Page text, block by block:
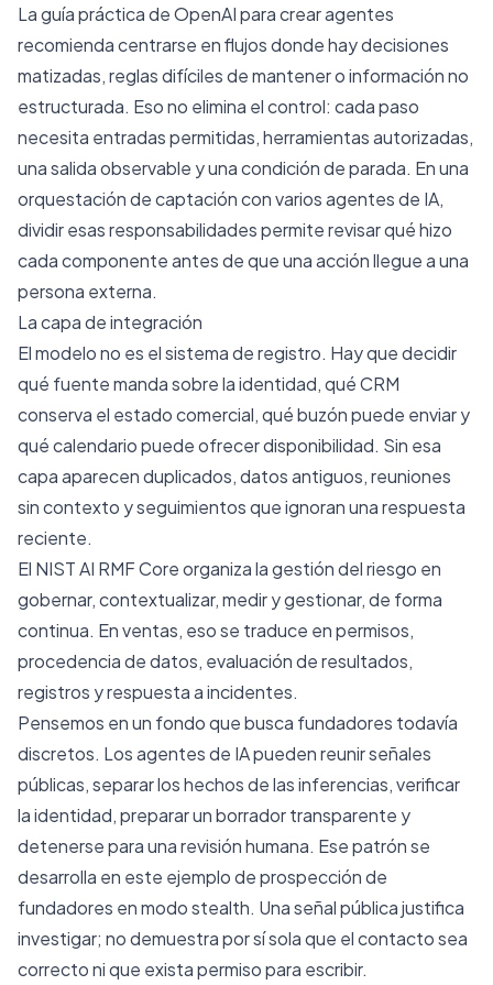
Laguía práctica de OpenAI para crear agentes
recomienda centrarse en flujos donde hay decisiones
matizadas, reglas difíciles de mantener o información no
estructurada. Eso no elimina el control: cada paso
necesita entradas permitidas, herramientas autorizadas,
una salida observable y una condición de parada. En una
orquestación de captación con varios agentes de IA,
dividir esas responsabilidades permite revisar qué hizo
cada componente antes de que una acción llegue a una
persona externa.
La capa de integración
El modelo no es el sistema de registro. Hay que decidir
qué fuente manda sobre la identidad, qué CRM
conserva el estado comercial, qué buzón puede enviar y
qué calendario puede ofrecer disponibilidad. Sin esa
capa aparecen duplicados, datos antiguos, reuniones
sin contexto y seguimientos que ignoran una respuesta
reciente.
El NIST AI RMF Coreorganiza la gestión del riesgo en
gobernar, contextualizar, medir y gestionar, de forma
continua. En ventas, eso se traduce en permisos,
procedencia de datos, evaluación de resultados,
registros y respuesta a incidentes.
Pensemos en un fondo que busca fundadores todavía
discretos. Los agentes de IA pueden reunir señales
públicas, separar los hechos de las inferencias, verificar
la identidad, preparar un borrador transparente y
detenerse para una revisión humana. Ese patrón se
desarrolla en este ejemplo de prospección de
fundadores en modo stealth. Una señal pública justifica
investigar; no demuestra por sí sola que el contacto sea
correcto ni que exista permiso para escribir.